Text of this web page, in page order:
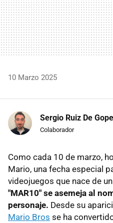
10 Marzo 2025
Sergio Ruiz De
Colaborador
Como cada 10 de marzo,
Mario, una fecha especial
videojuegos que nace de
"MAR10" se asemeja al
personaje. Desde su
Mario Bros se ha